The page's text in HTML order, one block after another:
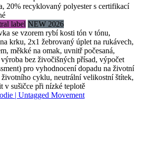
20% recyklovaný polyester s certifikací
label NEW 2026
se vzorem rybí kosti tón v tónu,
krku, 2x1 žebrovaný úplet na rukávech,
měkké na omak, uvnitř počesaná,
bez živočišných přísad, výpočet
pro vyhodnocení dopadu na životní
životního cyklu, neutrální velikostní štítek,
v sušičce při nízké teplotě
| Untagged Movement